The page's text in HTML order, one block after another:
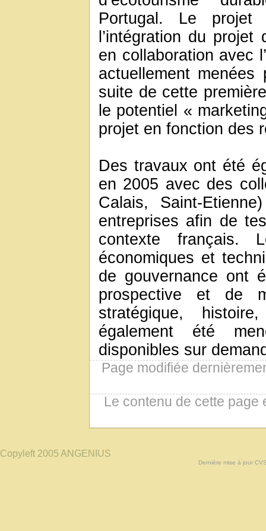
Portugal. Le
l’intégration du
en collaboration avec
actuellement
suite de cette
le potentiel «
projet en fonction des
Des travaux ont été
en 2005 avec des
Calais, Saint-
entreprises afin de
contexte français.
économiques et
de gouvernance ont
prospective et de
stratégique,
également été
disponibles sur
Page modifiée
Le contenu de cette
Copyleft 2005 ANGENIUS
Dernière mise à jour